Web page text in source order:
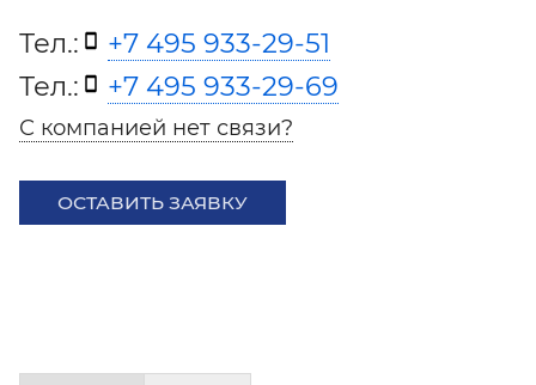
Тел.:
+7 495 933-29-51
Тел.:
+7 495 933-29-69
С компанией нет связи?
ОСТАВИТЬ ЗАЯВКУ